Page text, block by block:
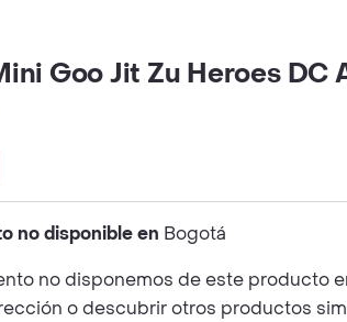
Goo Jit Zu Heroes DC
no disponible en Bogotá
no disponemos de este producto
o descubrir otros productos